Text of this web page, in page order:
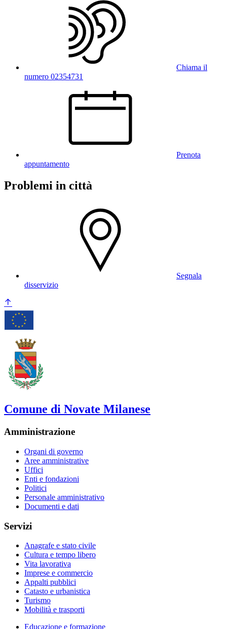
Chiama il
numero 02354731
Prenota
appuntamento
Problemi in città
Segnala
disservizio
Comune di Novate Milanese
Amministrazione
Organi di governo
Aree amministrative
Uffici
Enti e fondazioni
Politici
Personale amministrativo
Documenti e dati
Servizi
Anagrafe e stato civile
Cultura e tempo libero
Vita lavorativa
Imprese e commercio
Appalti pubblici
Catasto e urbanistica
Turismo
Mobilità e trasporti
Educazione e formazione